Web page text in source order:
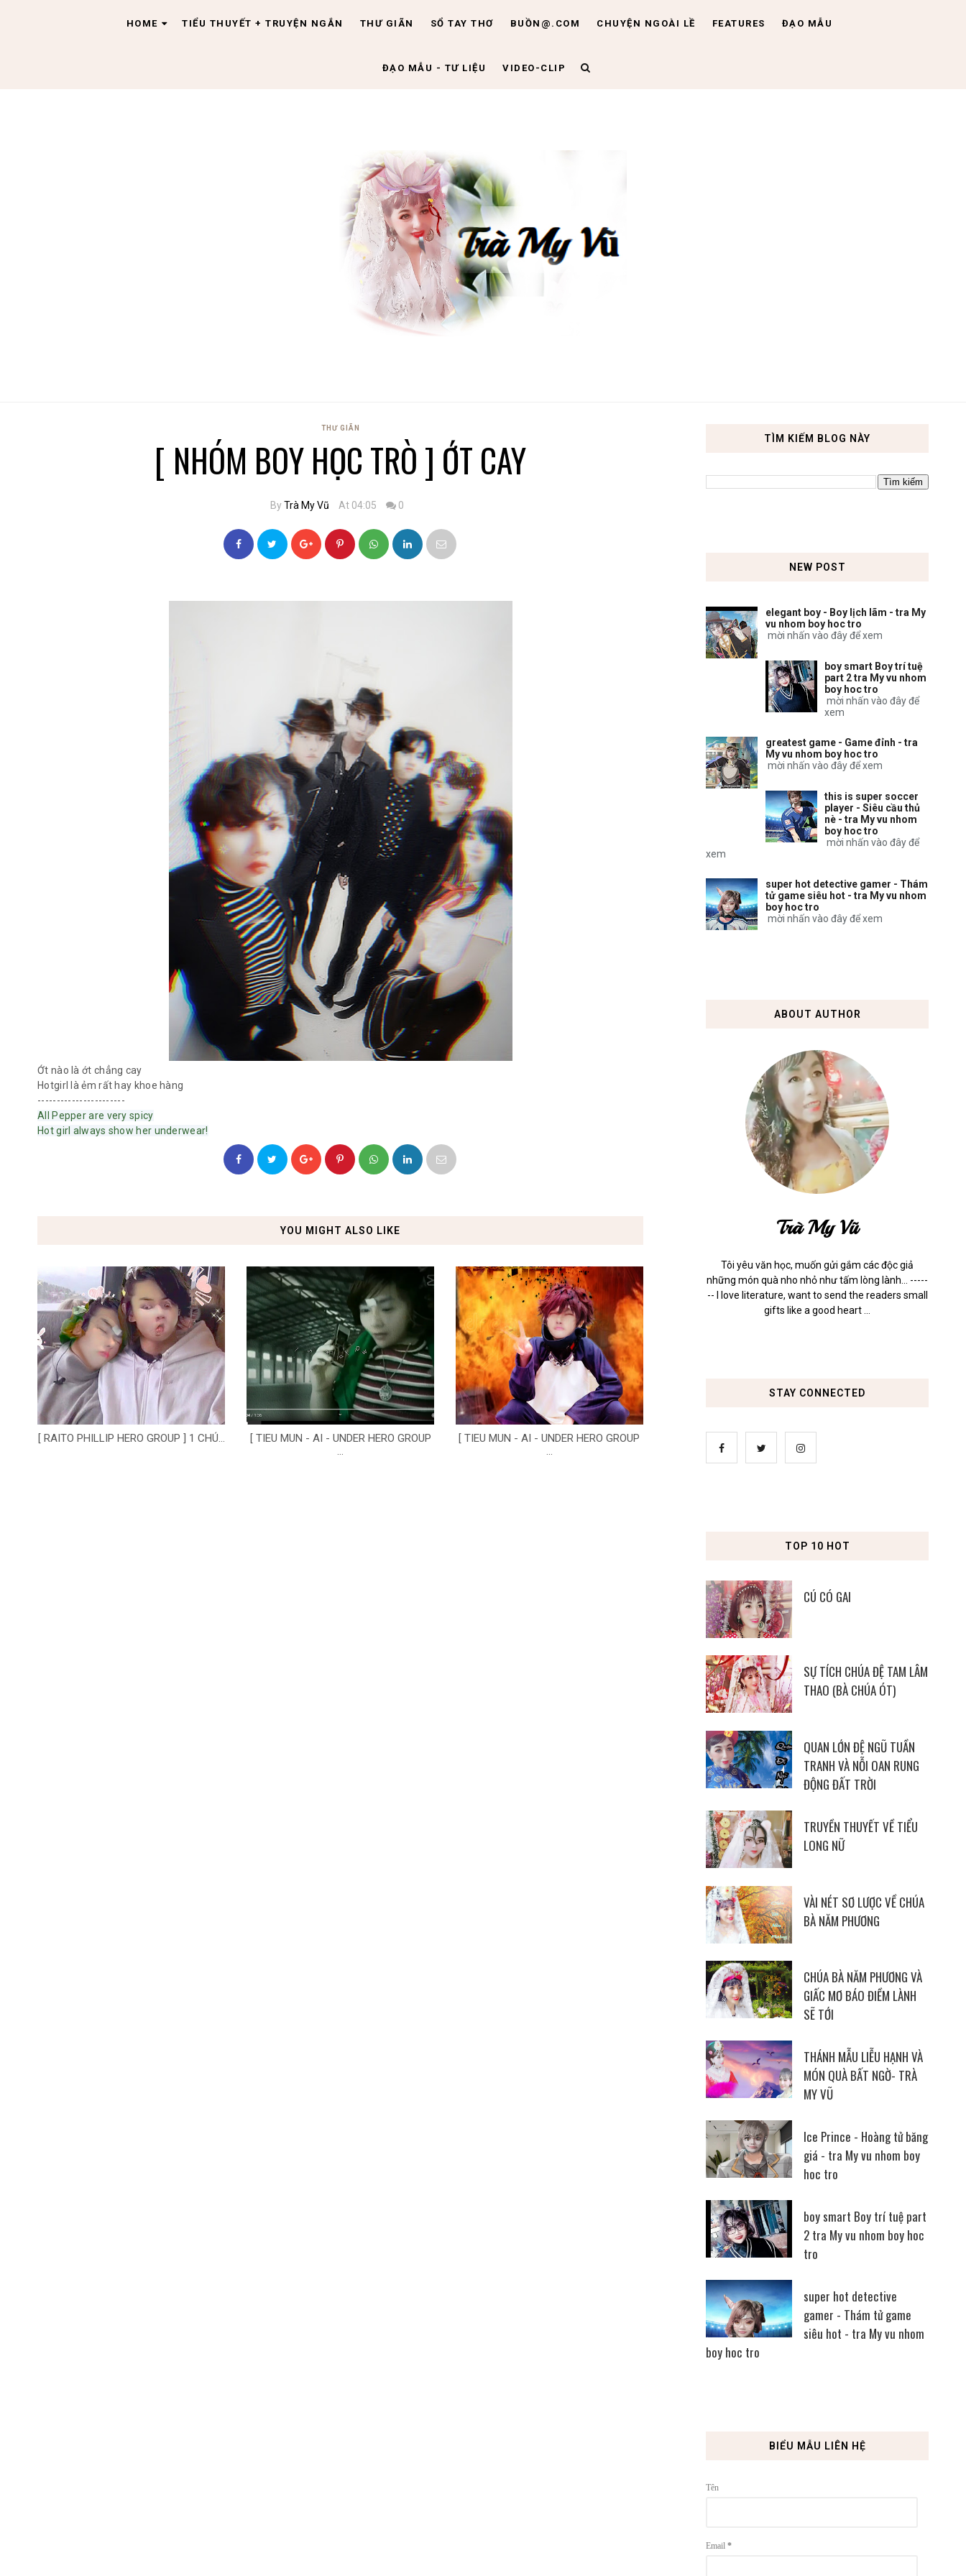
HOME TIỂU THUYẾT + TRUYỆN NGẮN THƯ GIÃN SỔ TAY THƠ BUỒN@.COM CHUYỆN NGOÀI LỀ FEATURES ĐẠO MẪU
ĐẠO MẪU - TƯ LIỆU VIDEO-CLIP
THƯ GIÃN
[ NHÓM BOY HỌC TRÒ ] ỚT CAY
ByTrà My Vũ At 04:05 0
Ớt nào là ớt chẳng cay
Hotgirl là ẻm rất hay khoe hàng
-----------------------
All Pepper are very spicy
Hot girl always show her underwear!
YOU MIGHT ALSO LIKE
[ RAITO PHILLIP HERO GROUP ] 1 CHÚ...
[ TIEU MUN - AI - UNDER HERO GROUP
...
[ TIEU MUN - AI - UNDER HERO GROUP
...
TÌM KIẾM BLOG NÀY
NEW POST
elegant boy - Boy lịch lãm - tra My
vu nhom boy hoc tro
mời nhấn vào đây để xem
boy smart Boy trí tuệ
part 2 tra My vu nhom
boy hoc tro
mời nhấn vào đây để
xem
greatest game - Game đỉnh - tra
My vu nhom boy hoc tro
mời nhấn vào đây để xem
this is super soccer
player - Siêu cầu thủ
nè - tra My vu nhom
boy hoc tro
mời nhấn vào đây để
xem
super hot detective gamer - Thám
tử game siêu hot - tra My vu nhom
boy hoc tro
mời nhấn vào đây để xem
ABOUT AUTHOR
Trà My Vũ
Tôi yêu văn học, muốn gửi gắm các độc giả
những món quà nho nhỏ như tấm lòng lành... -----
-- I love literature, want to send the readers small
gifts like a good heart ...
STAY CONNECTED
TOP 10 HOT
CÚ CÓ GAI
SỰ TÍCH CHÚA ĐỆ TAM LÂM
THAO (BÀ CHÚA ÓT)
QUAN LỚN ĐỆ NGŨ TUẦN
TRANH VÀ NỖI OAN RUNG
ĐỘNG ĐẤT TRỜI
TRUYỀN THUYẾT VỀ TIỂU
LONG NỮ
VÀI NÉT SƠ LƯỢC VỀ CHÚA
BÀ NĂM PHƯƠNG
CHÚA BÀ NĂM PHƯƠNG VÀ
GIẤC MƠ BÁO ĐIỀM LÀNH
SẼ TỚI
THÁNH MẪU LIỄU HẠNH VÀ
MÓN QUÀ BẤT NGỜ- TRÀ
MY VŨ
Ice Prince - Hoàng tử băng
giá - tra My vu nhom boy
hoc tro
boy smart Boy trí tuệ part
2 tra My vu nhom boy hoc
tro
super hot detective
gamer - Thám tử game
siêu hot - tra My vu nhom
boy hoc tro
BIỂU MẪU LIÊN HỆ
Tên
Email *